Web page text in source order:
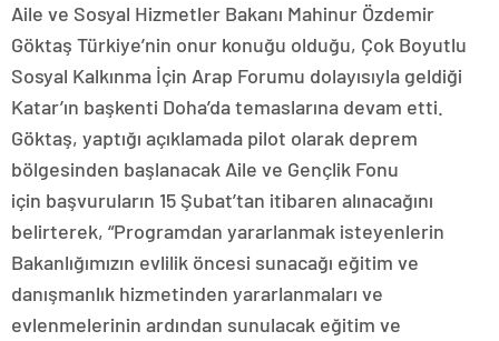
Aile ve Sosyal Hizmetler Bakanı Mahinur Özdemir
Göktaş Türkiye’nin onur konuğu olduğu, Çok Boyutlu
Sosyal Kalkınma İçin Arap Forumu dolayısıyla geldiği
Katar’ın başkenti Doha’da temaslarına devam etti.
Göktaş, yaptığı açıklamada pilot olarak deprem
bölgesinden başlanacak Aile ve Gençlik Fonu
için başvuruların 15 Şubat’tan itibaren alınacağını
belirterek, “Programdan yararlanmak isteyenlerin
Bakanlığımızın evlilik öncesi sunacağı eğitim ve
danışmanlık hizmetinden yararlanmaları ve
evlenmelerinin ardından sunulacak eğitim ve